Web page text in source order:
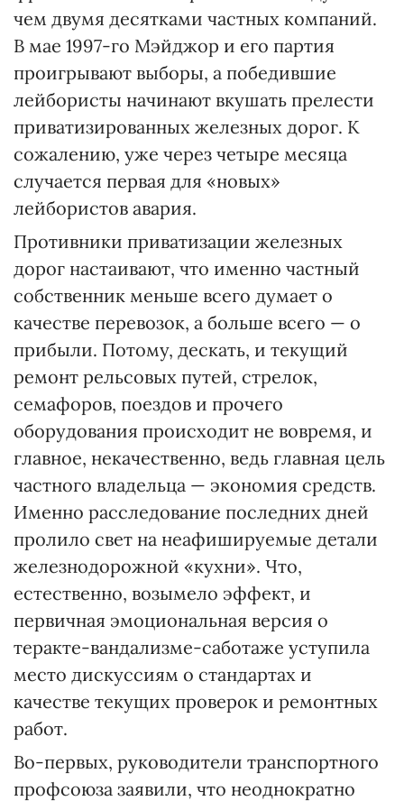
чем двумя десятками частных компаний.
В мае 1997-го Мэйджор и его партия
проигрывают выборы, а победившие
лейбористы начинают вкушать прелести
приватизированных железных дорог. К
сожалению, уже через четыре месяца
случается первая для «новых»
лейбористов авария.
Противники приватизации железных
дорог настаивают, что именно частный
собственник меньше всего думает о
качестве перевозок, а больше всего — о
прибыли. Потому, дескать, и текущий
ремонт рельсовых путей, стрелок,
семафоров, поездов и прочего
оборудования происходит не вовремя, и
главное, некачественно, ведь главная цель
частного владельца — экономия средств.
Именно расследование последних дней
пролило свет на неафишируемые детали
железнодорожной «кухни». Что,
естественно, возымело эффект, и
первичная эмоциональная версия о
теракте-вандализме-саботаже уступила
место дискуссиям о стандартах и
качестве текущих проверок и ремонтных
работ.
Во-первых, руководители транспортного
профсоюза заявили, что неоднократно